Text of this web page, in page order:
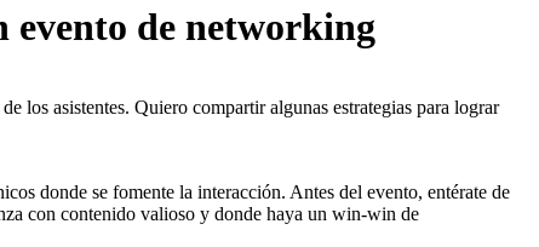
evento de networking
los asistentes. Quiero compartir algunas estrategias para lograr
donde se fomente la interacción. Antes del evento, entérate de
con contenido valioso y donde haya un win-win de